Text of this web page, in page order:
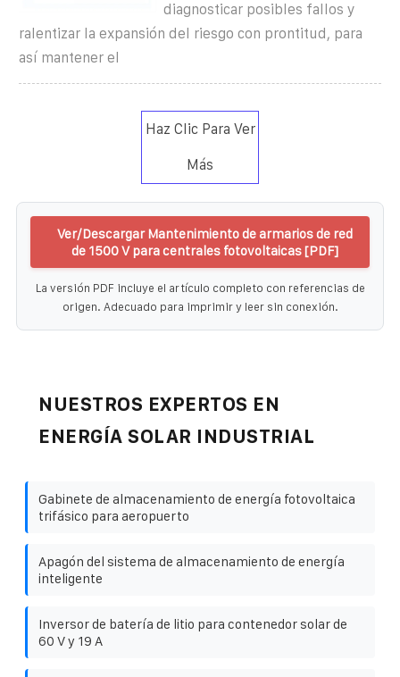
diagnosticar posibles fallos y
ralentizar la expansión del riesgo con prontitud, para
así mantener el
Haz Clic Para Ver
Más
Ver/Descargar Mantenimiento de armarios de red
de 1500 V para centrales fotovoltaicas [PDF]
La versión PDF incluye el artículo completo con referencias de
origen. Adecuado para imprimir y leer sin conexión.
NUESTROS EXPERTOS EN
ENERGÍA SOLAR INDUSTRIAL
Gabinete de almacenamiento de energía fotovoltaica
trifásico para aeropuerto
Apagón del sistema de almacenamiento de energía
inteligente
Inversor de batería de litio para contenedor solar de
60 V y 19 A